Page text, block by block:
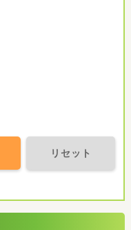
リセット